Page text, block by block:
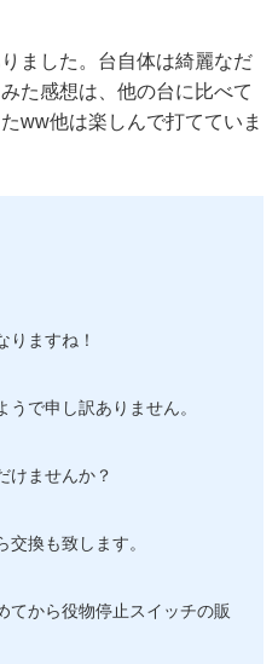
ました。台自体は綺麗なだ
た感想は、他の台に比べて
ww他は楽しんで打てていま
りますね！
で申し訳ありません。
けませんか？
換も致します。
てから役物停止スイッチの販